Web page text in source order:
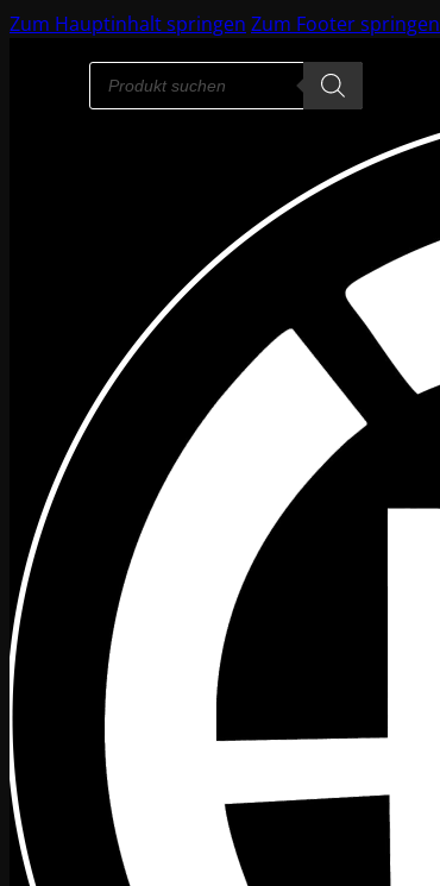
Zum Hauptinhalt springen Zum Footer springen
Products
search